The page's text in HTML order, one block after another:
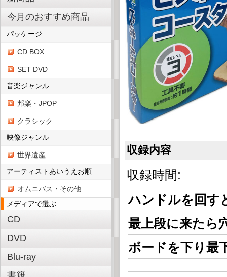
今月のおすすめ商品
パッケージ
CD BOX
SET DVD
音楽ジャンル
邦楽・JPOP
クラシック
映像ジャンル
世界遺産
アーティストあいうえお順
オムニバス・その他
メディアで選ぶ
CD
DVD
Blu-ray
収録内容
収録時間:
ハンドルを回す
最上段に来たら
ボードを下り最